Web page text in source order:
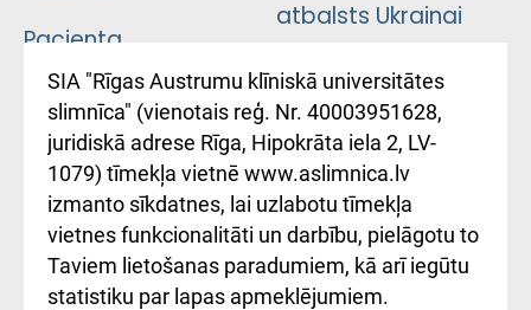
Pacienta
atsauksmju/sūdzību
iesniegšanas
kārtība
Kā pie mums nokļūt
Rēķinu apmaksas
ceļvedis
atbalsts Ukrainai
Підтримка Східної
лікарні та співпраця з
Україною
SIA "Rīgas Austrumu klīniskā universitātes
slimnīca" (vienotais reģ. Nr. 40003951628,
juridiskā adrese Rīga, Hipokrāta iela 2, LV-
1079) tīmekļa vietnē www.aslimnica.lv
izmanto sīkdatnes, lai uzlabotu tīmekļa
vietnes funkcionalitāti un darbību, pielāgotu to
Taviem lietošanas paradumiem, kā arī iegūtu
statistiku par lapas apmeklējumiem.